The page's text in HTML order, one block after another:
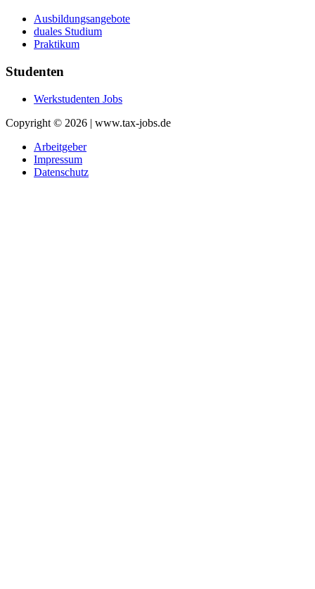
Ausbildungsangebote
duales Studium
Praktikum
Studenten
Werkstudenten Jobs
Copyright © 2026 | www.tax-jobs.de
Arbeitgeber
Impressum
Datenschutz